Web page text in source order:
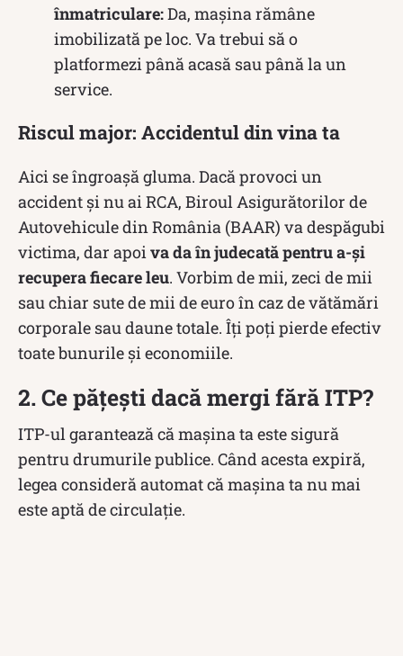
înmatriculare:Da, mașina rămâne
imobilizată pe loc. Va trebui să o
platformezi până acasă sau până la un
service.
Riscul major: Accidentul din vina ta
Aici se îngroașă gluma. Dacă provoci un
accident și nu ai RCA, Biroul Asigurătorilor de
Autovehicule din România (BAAR) va despăgubi
victima, dar apoi va da în judecată pentru a-și
recupera fiecare leu. Vorbim de mii, zeci de mii
sau chiar sute de mii de euro în caz de vătămări
corporale sau daune totale. Îți poți pierde efectiv
toate bunurile și economiile.
2. Ce pățești dacă mergi fără ITP?
ITP-ul garantează că mașina ta este sigură
pentru drumurile publice. Când acesta expiră,
legea consideră automat că mașina ta nu mai
este aptă de circulație.